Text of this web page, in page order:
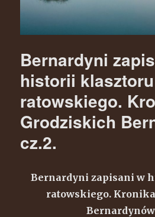
Bernardyni
historii klasztoru
ratowskiego.
Grodziskich
cz.2.
Bernardyni zapisani w
ratowskiego.
Bernardynów